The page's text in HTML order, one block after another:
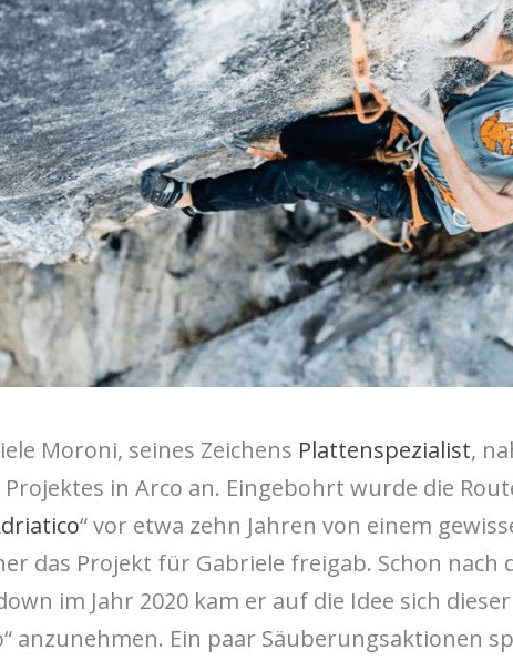
Moroni, seines Zeichens Plattenspezialist,
in Arco an. Eingebohrt wurde die
“ vor etwa zehn Jahren von einem
das Projekt für Gabriele freigab. Schon nach
im Jahr 2020 kam er auf die Idee sich
anzunehmen. Ein paar Säuberungsaktionen